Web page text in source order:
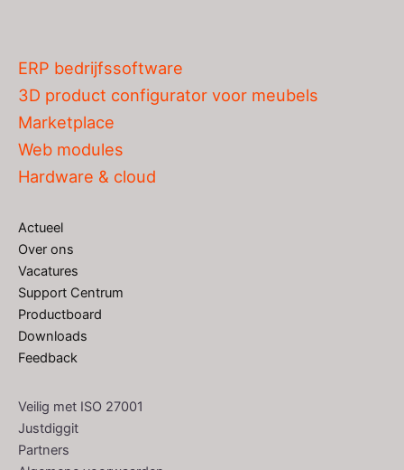
ERP bedrijfssoftware
3D product configurator voor meubels
Marketplace
Web modules
Hardware & cloud
Actueel
Over ons
Vacatures
Support Centrum
Productboard
Downloads
Feedback
Veilig met ISO 27001
Justdiggit
Partners